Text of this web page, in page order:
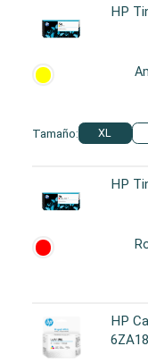
HP
Tamaño: XL
HP
HP